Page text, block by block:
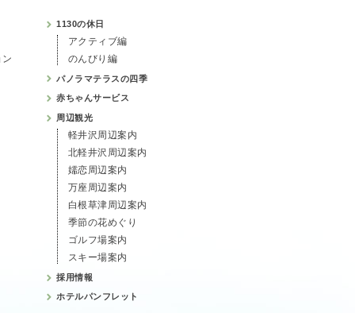
1130の休日
アクティブ編
のんびり編
パノラマテラスの四季
赤ちゃんサービス
周辺観光
軽井沢周辺案内
北軽井沢周辺案内
嬬恋周辺案内
万座周辺案内
白根草津周辺案内
季節の花めぐり
ゴルフ場案内
スキー場案内
採用情報
ホテルパンフレット